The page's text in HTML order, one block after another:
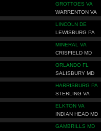
GROTTOES VA
WARRENTON VA
LINCOLN DE
LEWISBURG PA
MINERAL VA
CRISFIELD MD
ORLANDO FL
SALISBURY MD
HARRISBURG PA
STERLING VA
ELKTON VA
INDIAN HEAD MD
GAMBRILLS MD